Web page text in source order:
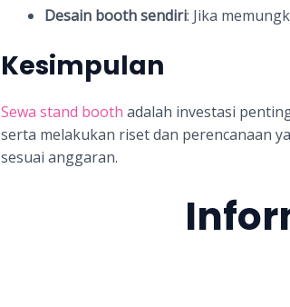
Desain booth sendiri: Jika
Kesimpulan
Sewa stand booth adalah investasi
serta melakukan riset dan perencanaan
sesuai anggaran.